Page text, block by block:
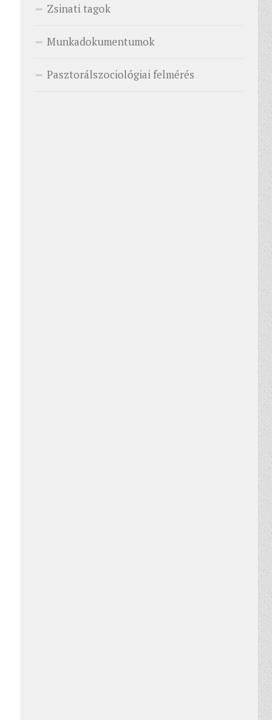
Zsinati tagok
Munkadokumentumok
Pasztorálszociológiai felmérés